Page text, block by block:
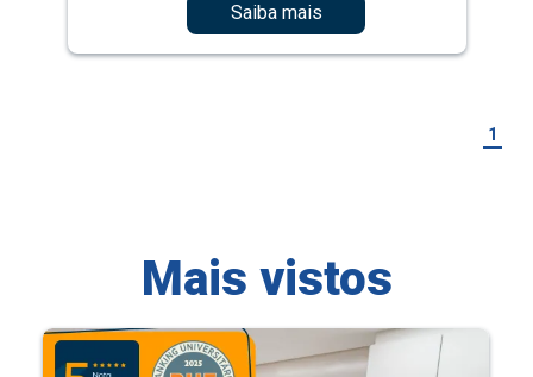
Saiba mais
1
Mais vistos